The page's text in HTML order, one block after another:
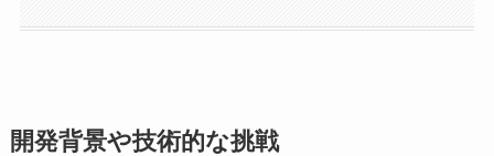
開発背景や技術的な挑戦